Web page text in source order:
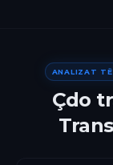
ANALIZAT TË
Çdo